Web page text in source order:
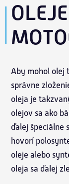
Aby mohol olej
správne
oleja je
olejov sa ako
ďalej špeciálne
hovorí
oleje alebo
oleja sa ďalej